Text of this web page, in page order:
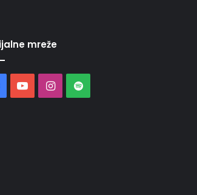
mreže
Facebook
YouTubeInstagram
Spotify